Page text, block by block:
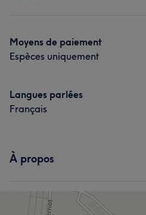
Moyens de paiement
Espèces uniquement
Langues parlées
Français
À propos